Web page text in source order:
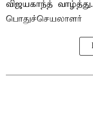
விஜயகாந்த் வாழ்த்து.
பொதுச்செயலாளர்